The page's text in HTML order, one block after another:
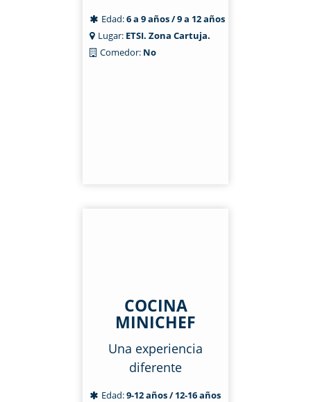
Edad:6 a 9 años / 9 a 12 años
Lugar: ETSI. Zona Cartuja.
Comedor: No
COCINA
MINICHEF
Una experiencia
diferente
Edad:9-12 años / 12-16 años